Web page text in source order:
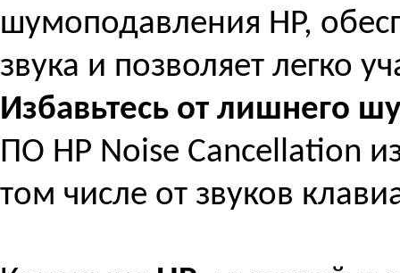
шумоподавления HP,
звука и позволяет легко
Избавьтесь от лишнего
ПО HP Noise Cancellation
том числе от звуков